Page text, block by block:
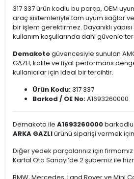
317 337 ürün kodlu bu parça, OEM
araç sistemleriyle tam uyum sağlar ve
bir işlem gerektirmez. Dayanıklı
kullanım koşullarında dahi güvenle
Demakotogüvencesiyle sunulan
GAZLI, kalite ve fiyat performans
kullanıcılar için ideal bir tercihtir.
Ürün Kodu:317 337
Barkod / OE No:A1693260000
Demakoto ile A1693260000barkodlu
ARKA GAZLIürünü siparişi vermek
Diğer yedek parçalarınız için
Kartal Oto Sanayi’de 2 şubemiz ile